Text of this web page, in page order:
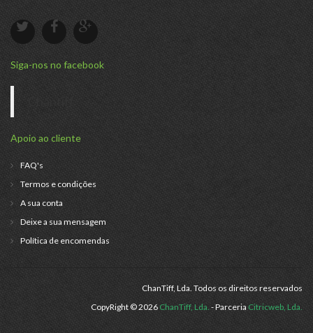
Siga-nos no facebook
Apoio ao cliente
FAQ's
Termos e condições
A sua conta
Deixe a sua mensagem
Política de encomendas
ChanTiff, Lda. Todos os direitos reservados
CopyRight © 2026 ChanTiff, Lda. - Parceria Citricweb, Lda.